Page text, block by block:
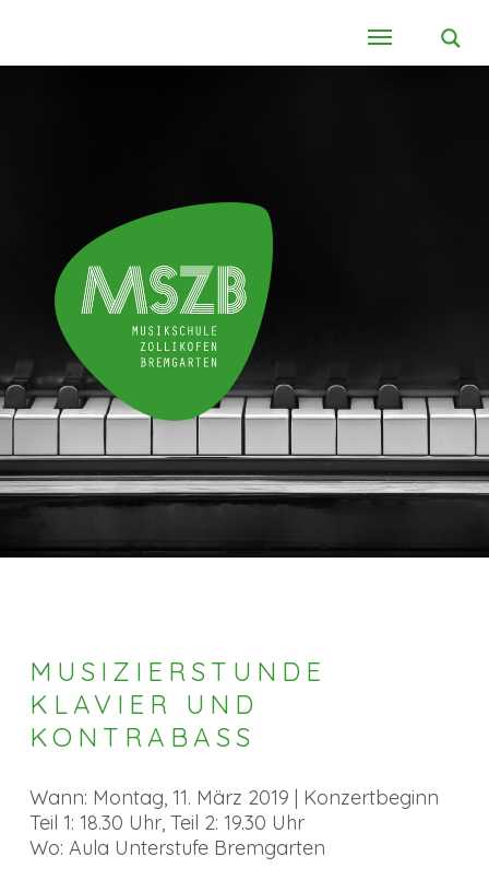
MUSIZIERSTUNDE
KLAVIER UND
KONTRABASS
Wann: Montag, 11. März 2019 | Konzertbeginn
Teil 1: 18.30 Uhr, Teil 2: 19.30 Uhr
Wo: Aula Unterstufe Bremgarten